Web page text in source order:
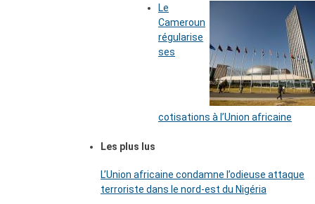
Le
Cameroun
régularise
ses
cotisations à l’Union africaine
Les plus lus
L’Union africaine condamne l’odieuse attaque
terroriste dans le nord-est du Nigéria